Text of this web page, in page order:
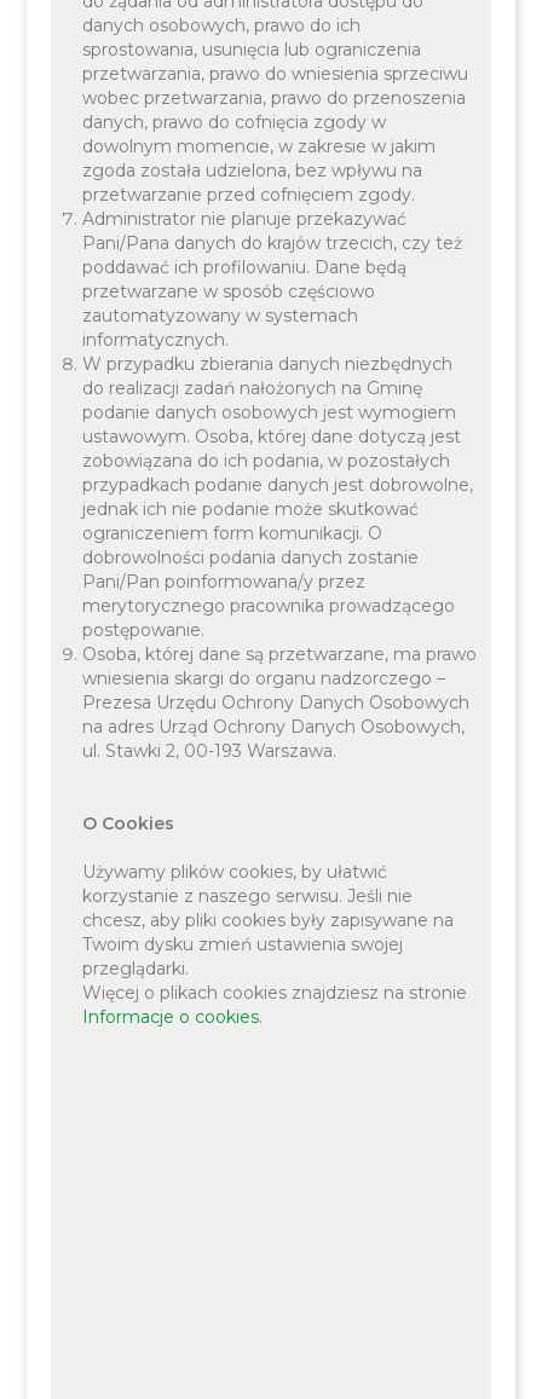
Za utrudnienia przepraszamy.
Załącznik:
Zarządzenie nr SA.120.32.2025
Wójta Gminy Liszki z dnia 9 kwietnia
2025 r.
danych osobowych, prawo do ich
sprostowania, usunięcia lub ograniczenia
przetwarzania, prawo do wniesienia sprzeciwu
wobec przetwarzania, prawo do przenoszenia
danych, prawo do cofnięcia zgody w
dowolnym momencie, w zakresie w jakim
zgoda została udzielona, bez wpływu na
przetwarzanie przed cofnięciem zgody.
Administrator nie planuje przekazywać
Pani/Pana danych do krajów trzecich, czy też
poddawać ich profilowaniu. Dane będą
przetwarzane w sposób częściowo
zautomatyzowany w systemach
informatycznych.
W przypadku zbierania danych niezbędnych
do realizacji zadań nałożonych na Gminę
podanie danych osobowych jest wymogiem
ustawowym. Osoba, której dane dotyczą jest
zobowiązana do ich podania, w pozostałych
przypadkach podanie danych jest dobrowolne,
jednak ich nie podanie może skutkować
ograniczeniem form komunikacji. O
dobrowolności podania danych zostanie
Pani/Pan poinformowana/y przez
merytorycznego pracownika prowadzącego
postępowanie.
Osoba, której dane są przetwarzane, ma prawo
wniesienia skargi do organu nadzorczego –
Prezesa Urzędu Ochrony Danych Osobowych
na adres Urząd Ochrony Danych Osobowych,
ul. Stawki 2, 00-193 Warszawa.
O Cookies
Używamy plików cookies, by ułatwić
korzystanie z naszego serwisu. Jeśli nie
chcesz, aby pliki cookies były zapisywane na
Twoim dysku zmień ustawienia swojej
przeglądarki.
Więcej o plikach cookies znajdziesz na stronie
Informacje o cookies.